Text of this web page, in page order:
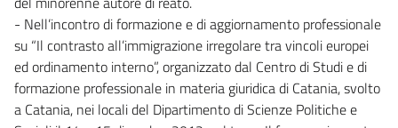
- Nell’incontro di formazione e di aggiornamento professionale
su “Il contrasto all’immigrazione irregolare tra vincoli europei
ed ordinamento interno”, organizzato dal Centro di Studi e di
formazione professionale in materia giuridica di Catania, svolto
a Catania, nei locali del Dipartimento di Scienze Politiche e